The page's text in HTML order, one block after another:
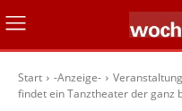
Start -Anzeige-
findet ein Tanztheater der ganz